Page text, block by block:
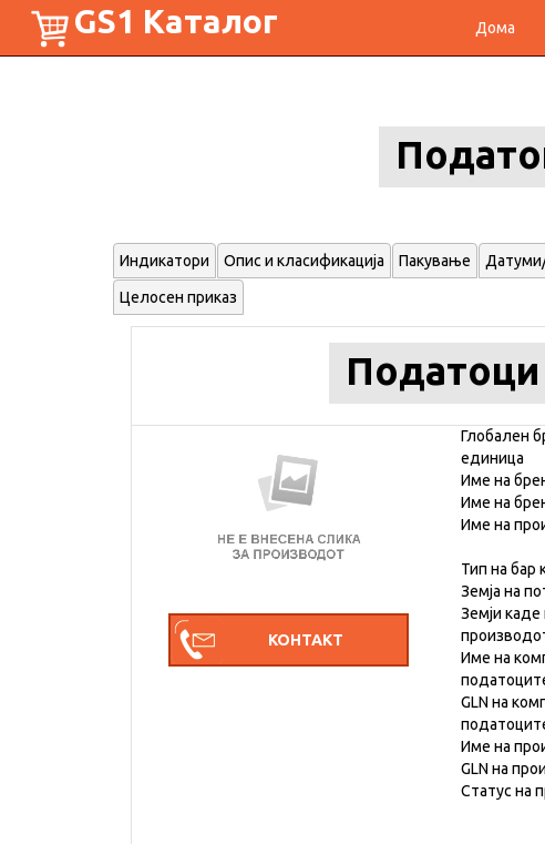
GS1 Каталог Дома
Индикатори Опис и класификација Пакување
Целосен приказ
Податоци
Глобален
единица
Име на
Име на
Име на
Тип на бар
Земја на
Земји
Име на
GLN на
Име на
GLN на
Статус на